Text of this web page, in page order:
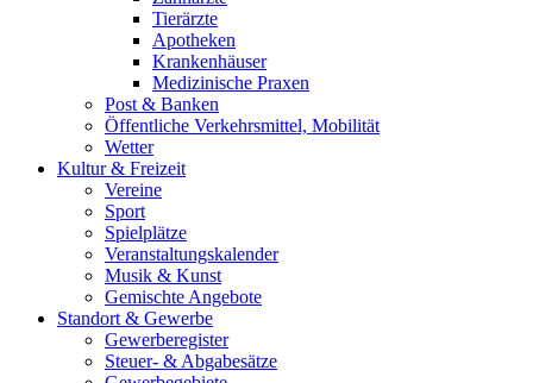
Tierärzte
Apotheken
Krankenhäuser
Medizinische Praxen
Post & Banken
Öffentliche Verkehrsmittel, Mobilität
Wetter
Kultur & Freizeit
Vereine
Sport
Spielplätze
Veranstaltungskalender
Musik & Kunst
Gemischte Angebote
Standort & Gewerbe
Gewerberegister
Steuer- & Abgabesätze